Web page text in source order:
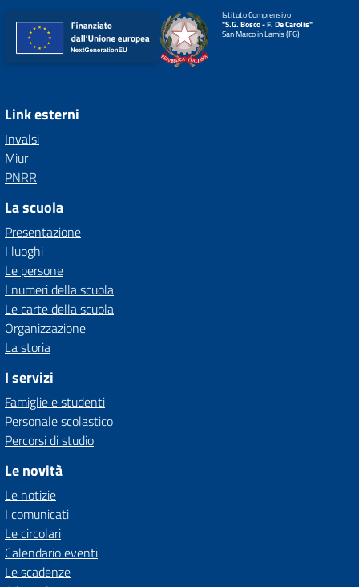
Istituto Comprensivo
"S.G. Bosco - F. De Carolis"
San Marco in Lamis (FG)
Link esterni
Invalsi
Miur
PNRR
La scuola
Presentazione
I luoghi
Le persone
I numeri della scuola
Le carte della scuola
Organizzazione
La storia
I servizi
Famiglie e studenti
Personale scolastico
Percorsi di studio
Le novità
Le notizie
I comunicati
Le circolari
Calendario eventi
Le scadenze